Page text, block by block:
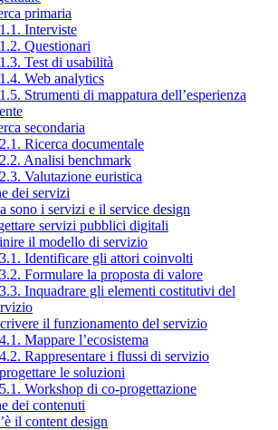
primaria
Interviste
Questionari
Test di usabilità
Web analytics
Strumenti di mappatura dell’esperienza
secondaria
Ricerca documentale
Analisi benchmark
Valutazione euristica
dei servizi
sono i servizi e il service design
servizi pubblici digitali
il modello di servizio
Identificare gli attori coinvolti
Formulare la proposta di valore
Inquadrare gli elementi costitutivi del
il funzionamento del servizio
Mappare l’ecosistema
Rappresentare i flussi di servizio
le soluzioni
Workshop di co-progettazione
dei contenuti
il content design